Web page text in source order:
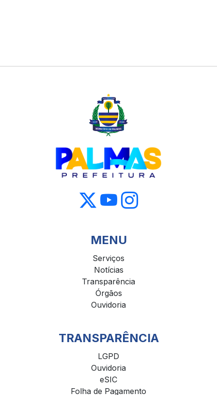
MENU
Serviços
Notícias
Transparência
Órgãos
Ouvidoria
TRANSPARÊNCIA
LGPD
Ouvidoria
eSIC
Folha de Pagamento